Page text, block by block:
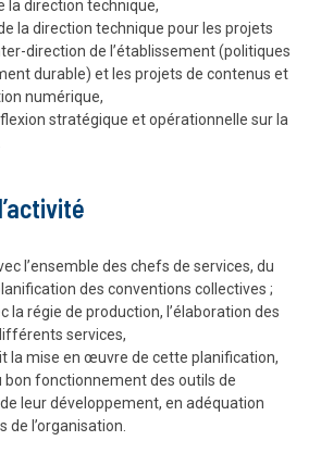
la direction technique,
la direction technique pour les projets
direction de l’établissement (politiques
durable) et les projets de contenus et
numérique,
stratégique et opérationnelle sur la
l’ensemble des chefs de services, du
des conventions collectives ;
la régie de production, l’élaboration des
services,
la mise en œuvre de cette planification,
bon fonctionnement des outils de
leur développement, en adéquation
de l’organisation.